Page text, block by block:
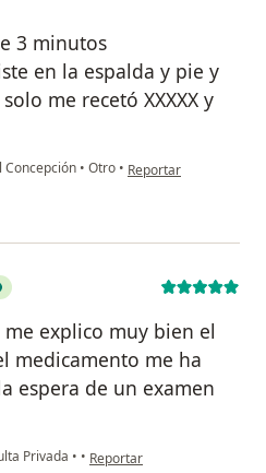
3 minutos
en la espalda y pie y
me recetó XXXXX y
Concepción • Otro • en opinión del
Reportar
explico muy bien el
medicamento me ha
espera de un examen
Privada • • en opinión del usuario C.v
Reportar